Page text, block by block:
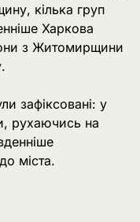
кілька груп
Харкова
з Житомирщини
зафіксовані: у
рухаючись на
міста.